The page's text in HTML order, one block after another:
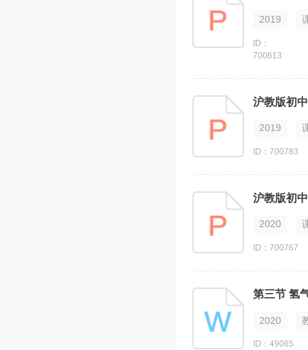
2019
ID：
700613
沪教版初
2019
ID：700783
沪教版初
2020
ID：700767
第三节 氢
2020
ID：49065